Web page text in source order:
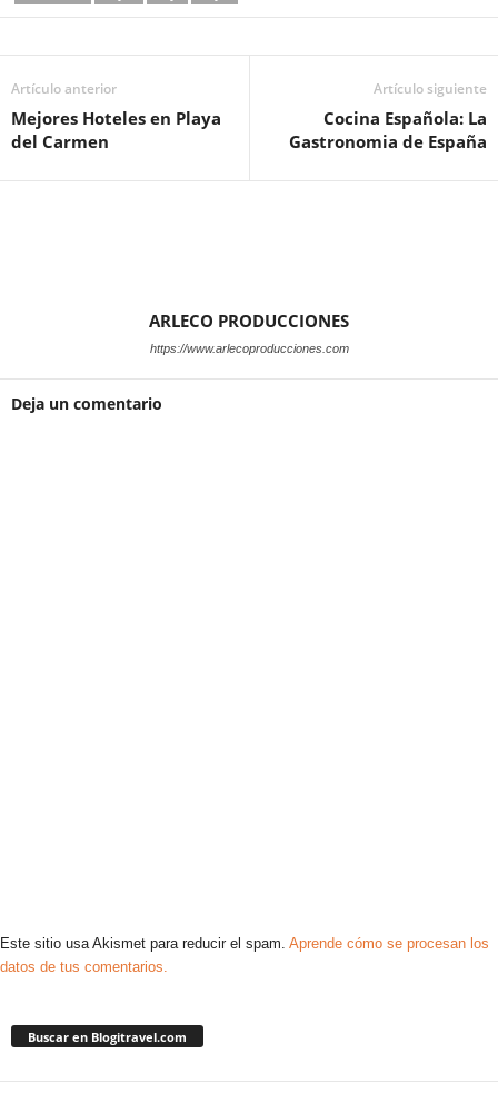
Artículo anterior
Mejores Hoteles en Playa
del Carmen
Artículo siguiente
Cocina Española: La
Gastronomia de España
ARLECO PRODUCCIONES
https://www.arlecoproducciones.com
Deja un comentario
Este sitio usa Akismet para reducir el spam. Aprende cómo se procesan los
datos de tus comentarios.
Buscar en Blogitravel.com